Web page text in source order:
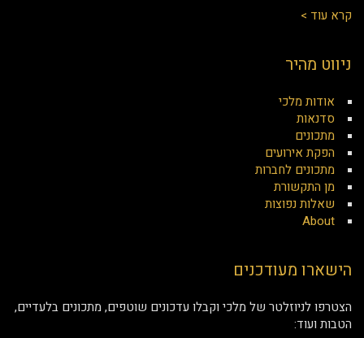
קרא עוד >
ניווט מהיר
אודות מלכי
סדנאות
מתכונים
הפקת אירועים
מתכונים לחברות
מן התקשורת
שאלות נפוצות
About
הישארו מעודכנים
הצטרפו לניוזלטר של מלכי וקבלו עדכונים שוטפים, מתכונים בלעדיים,
הטבות ועוד: